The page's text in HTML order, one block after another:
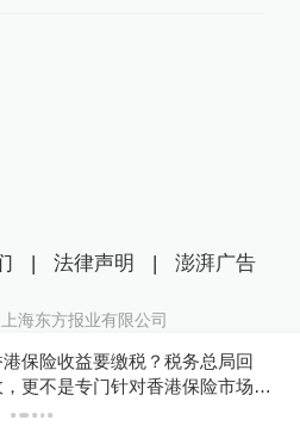
实“三支一扶”招募笔试存在组织
| 法律声明 | 澎湃广告
上海东方报业有限公司
| 沪ICP备14003370号
务许可证：31120170006
31010602000299号